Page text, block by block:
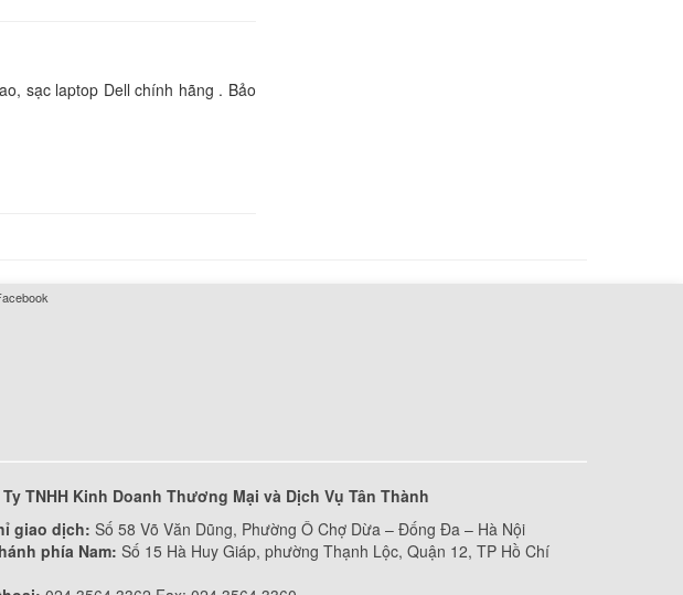
790.000 đ
Sạc Dell - Adapter Dell
290.000 đ
sạc laptop Dell chính hãng . Bảo
TNHH Kinh Doanh Thương Mại và Dịch Vụ Tân Thành
giao dịch: Số 58 Võ Văn Dũng, Phường Ô Chợ Dừa – Đống Đa – Hà Nội
phía Nam: Số 15 Hà Huy Giáp, phường Thạnh Lộc, Quận 12, TP Hồ Chí